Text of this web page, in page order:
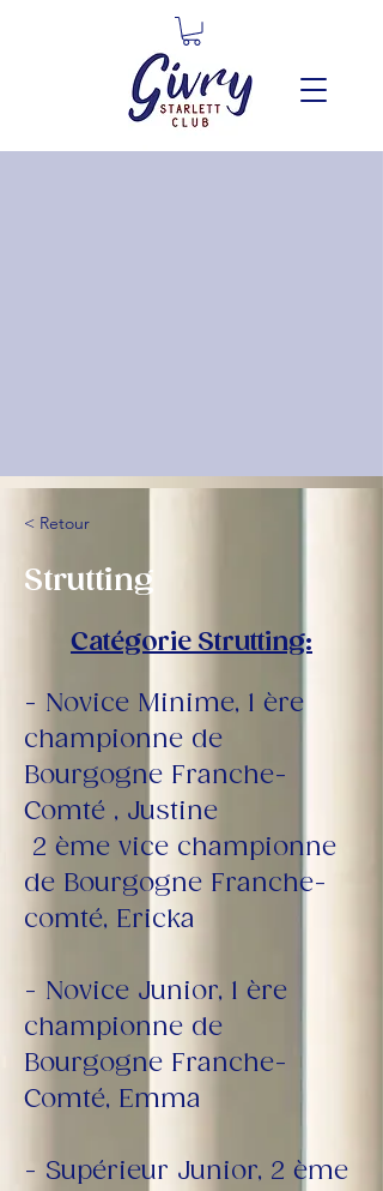
< Retour
Strutting
Catégorie Strutting:
- Novice Minime, 1 ère
championne de
Bourgogne Franche-
Comté , Justine
de Bourgogne Franche-
comté, Ericka
- Novice Junior, 1 ère
championne de
Bourgogne Franche-
Comté, Emma
- Supérieur Junior, 2 ème